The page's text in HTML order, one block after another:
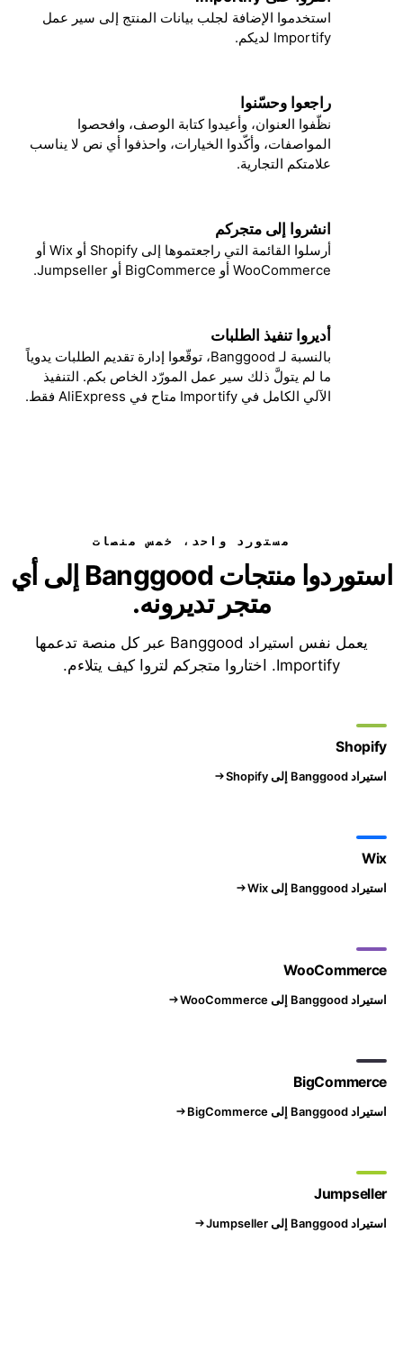
استخدموا الإضافة لجلب بيانات المنتج إلى سير عمل
Importify لديكم.
راجعوا وحسّنوا
نظّفوا العنوان، وأعيدوا كتابة الوصف، وافحصوا
المواصفات، وأكّدوا الخيارات، واحذفوا أي نص لا يناسب
علامتكم التجارية.
انشروا إلى متجركم
أرسلوا القائمة التي راجعتموها إلى Shopify أو Wix أو
WooCommerce أو BigCommerce أو Jumpseller.
أديروا تنفيذ الطلبات
بالنسبة لـ Banggood، توقّعوا إدارة تقديم الطلبات يدوياً
ما لم يتولَّ ذلك سير عمل المورّد الخاص بكم. التنفيذ
الآلي الكامل في Importify متاح في AliExpress فقط.
مستورد واحد، خمس منصات
استوردوا منتجات Banggood إلى أي
متجر تديرونه.
يعمل نفس استيراد Banggood عبر كل منصة تدعمها
Importify. اختاروا متجركم لتروا كيف يتلاءم.
Shopify
استيراد Banggood إلى Shopify
Wix
استيراد Banggood إلى Wix
WooCommerce
استيراد Banggood إلى WooCommerce
BigCommerce
استيراد Banggood إلى BigCommerce
Jumpseller
استيراد Banggood إلى Jumpseller